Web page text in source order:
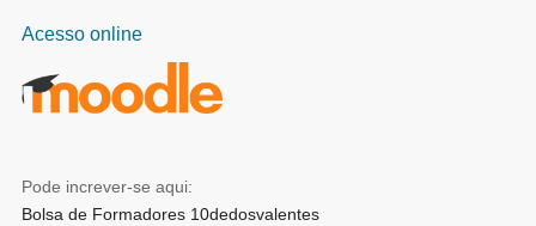
Acesso online
Pode increver-se aqui:
Bolsa de Formadores 10dedosvalentes